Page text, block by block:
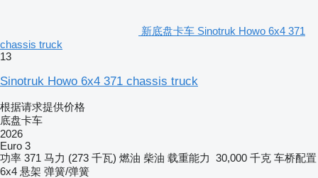
新底盘卡车 Sinotruk Howo 6x4 371
chassis truck
13
Sinotruk Howo 6x4 371 chassis truck
根据请求提供价格
底盘卡车
2026
Euro 3
功率 371 马力 (273 千瓦) 燃油 柴油 载重能力 30,000 千克 车桥配置
6x4 悬架 弹簧/弹簧